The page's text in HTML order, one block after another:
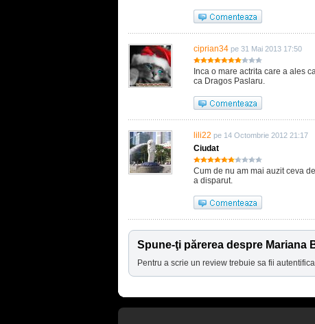
ciprian34 pe 31 Mai 2013 17:50
Inca o mare actrita care a ales
ca Dragos Paslaru.
lili22 pe 14 Octombrie 2012 21:17
Ciudat
Cum de nu am mai auzit ceva
a disparut.
Spune-ţi părerea despre Mariana
Pentru a scrie un review trebuie sa fii